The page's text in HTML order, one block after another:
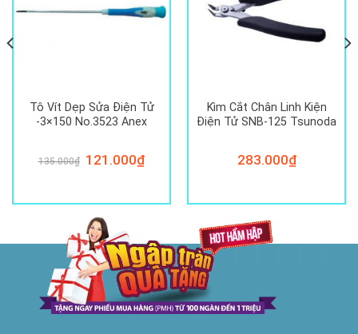
Tô Vít Dẹp Sửa Điện Tử
-3×150 No.3523 Anex
135.000₫ Giá
121.000₫Giá
121.000₫.
Kìm Cắt Chân Linh Kiện
Điện Tử SNB-125 Tsunoda
283.000₫